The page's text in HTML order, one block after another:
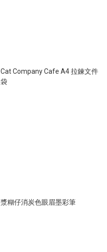
Cat Company Cafe A4 拉鍊文件
袋
漿糊仔消炭色眼眉墨彩筆